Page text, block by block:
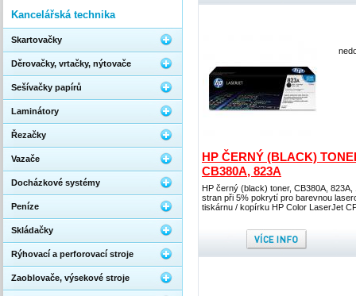
HP ČERNÝ (BLACK)
CB380A, 823A
HP černý (black) toner, CB380A, 823A,
stran při 5% pokrytí pro barevnou
tiskárnu / kopírku HP Color LaserJet
Kancelářská technika
Skartovačky
Děrovačky, vrtačky, nýtovače
Sešívačky papírů
Laminátory
Řezačky
Vazače
Docházkové systémy
Peníze
Skládačky
Rýhovací a perforovací stroje
Zaoblovače, výsekové stroje